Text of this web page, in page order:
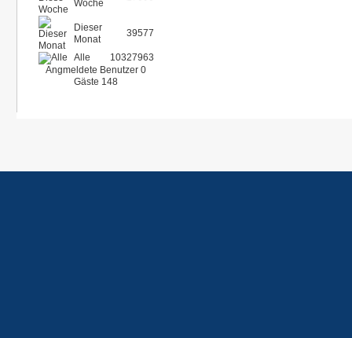
Woche
Dieser
Monat
39577
Alle
10327963
Angmeldete Benutzer 0
Gäste 148